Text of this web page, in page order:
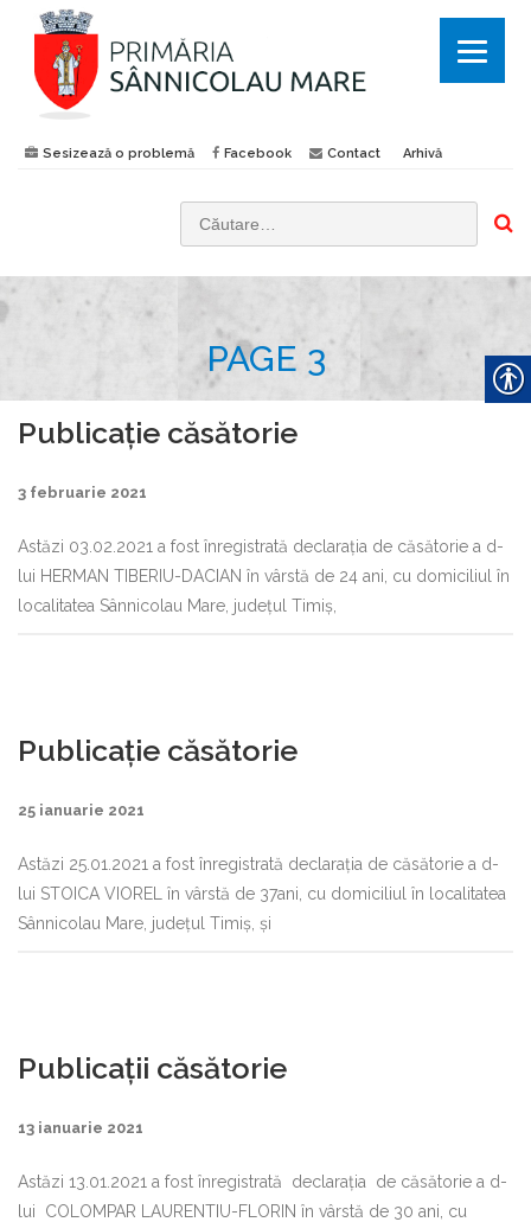
Sesizează o problemă Facebook Contact Arhivă
p
:
PAGE 3
Publicație căsătorie
3 februarie 2021
Astăzi 03.02.2021 a fost înregistrată declaraţia de căsătorie a d-
lui HERMAN TIBERIU-DACIAN în vârstă de 24 ani, cu domiciliul în
localitatea Sânnicolau Mare, judeţul Timiș,
Publicație căsătorie
25 ianuarie 2021
Astăzi 25.01.2021 a fost înregistrată declaraţia de căsătorie a d-
lui STOICA VIOREL în vârstă de 37ani, cu domiciliul în localitatea
Sânnicolau Mare, judeţul Timiș, şi
Publicații căsătorie
13 ianuarie 2021
Astăzi 13.01.2021 a fost înregistrată declaraţia de căsătorie a d-
lui COLOMPAR LAURENTIU-FLORIN în vârstă de 30 ani, cu